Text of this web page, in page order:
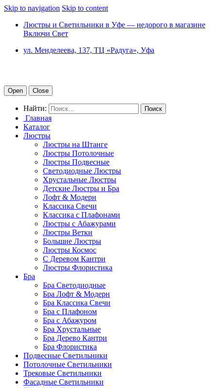
Skip to navigation Skip to content
Люстры и Светильники в Уфе — недорого в магазине
Включи Свет
ул. Менделеева, 137, ТЦ «Радуга», Уфа
Open Close
Найти:
Главная
Каталог
Люстры
Люстры на Штанге
Люстры Потолочные
Люстры Подвесные
Светодиодные Люстры
Хрустальные Люстры
Детские Люстры и Бра
Лофт & Модерн
Классика Свечи
Классика с Плафонами
Люстры с Абажурами
Люстры Ветки
Большие Люстры
Люстры Космос
С Деревом Кантри
Люстры Флористика
Бра
Бра Светодиодные
Бра Лофт & Модерн
Бра Классика Свечи
Бра с Плафоном
Бра с Абажуром
Бра Хрустальные
Бра Дерево Кантри
Бра Флористика
Подвесные Светильники
Потолочные Светильники
Трековые Светильники
Фасадные Светильники